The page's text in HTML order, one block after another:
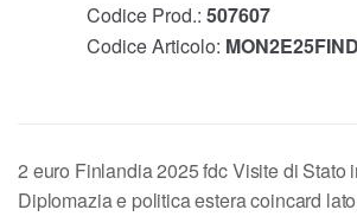
Codice Prod.: 507607
Codice Articolo:
2 euro Finlandia 2025 fdc Visite di Stato
Diplomazia e politica estera coincard